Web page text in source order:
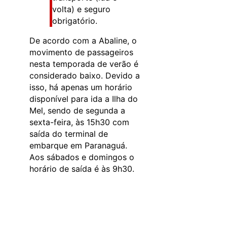
volta) e seguro
obrigatório.
De acordo com a Abaline, o
movimento de passageiros
nesta temporada de verão é
considerado baixo. Devido a
isso, há apenas um horário
disponível para ida a Ilha do
Mel, sendo de segunda a
sexta-feira, às 15h30 com
saída do terminal de
embarque em Paranaguá.
Aos sábados e domingos o
horário de saída é às 9h30.